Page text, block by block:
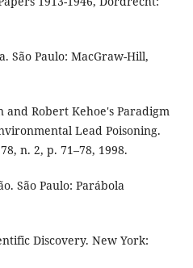
São Paulo: MacGraw-Hill,
and Robert Kehoe's Paradigm
Lead Poisoning.
n. 2, p. 71–78, 1998.
São Paulo: Parábola
Discovery. New York: